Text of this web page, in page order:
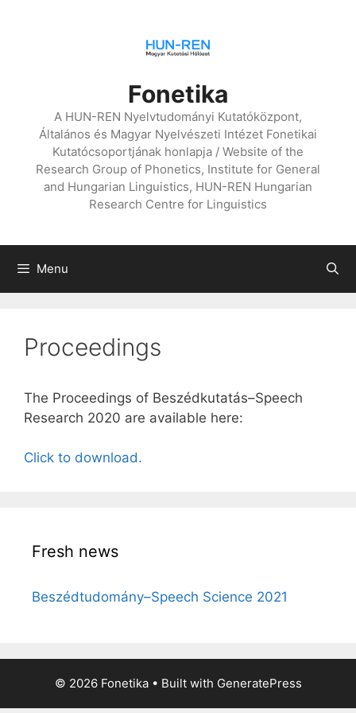
Fonetika
A HUN-REN Nyelvtudományi Kutatóközpont,
Általános és Magyar Nyelvészeti Intézet Fonetikai
Kutatócsoportjának honlapja / Website of the
Research Group of Phonetics, Institute for General
and Hungarian Linguistics, HUN-REN Hungarian
Research Centre for Linguistics
Menu
Proceedings
The Proceedings of Beszédkutatás–Speech
Research 2020 are available here:
Click to download.
Fresh news
Beszédtudomány–Speech Science 2021
© 2026 Fonetika• Built with GeneratePress